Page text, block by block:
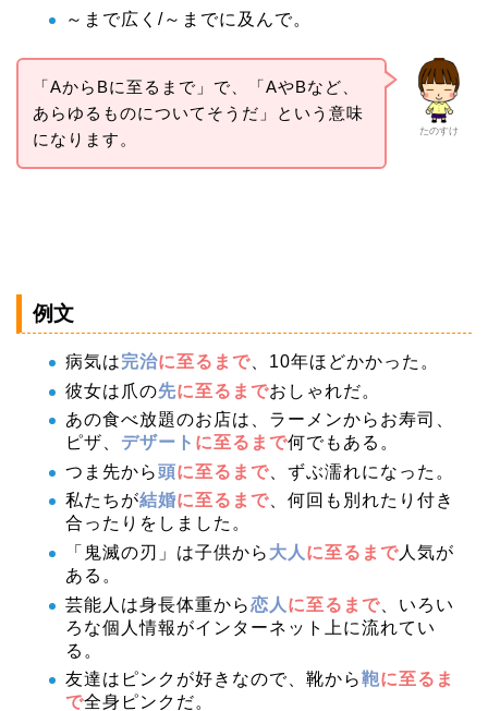
～まで広く/～までに及んで。
たのすけ
「AからBに至るまで」で、「AやBなど、
あらゆるものについてそうだ」という意味
になります。
例文
病気は完治に至るまで 、10年ほどかかった。
彼女は爪の先に至るまでおしゃれだ。
あの食べ放題のお店は、ラーメンからお寿司、
ピザ、 デザート に至るまで何でもある。
つま先から頭に至るまで 、ずぶ濡れになった。
私たちが結婚に至るまで、何回も別れたり付き
合ったりをしました。
「鬼滅の刃」は子供から 大人 に至るまで人気が
ある。
芸能人は身長体重から恋人 に至るまで 、いろい
ろな個人情報がインターネット上に流れてい
る。
友達はピンクが好きなので、靴から鞄に至るま
で全身ピンクだ。